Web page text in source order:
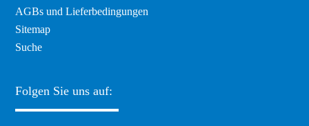
AGBs und Lieferbedingungen
Sitemap
Suche
Folgen Sie uns auf: